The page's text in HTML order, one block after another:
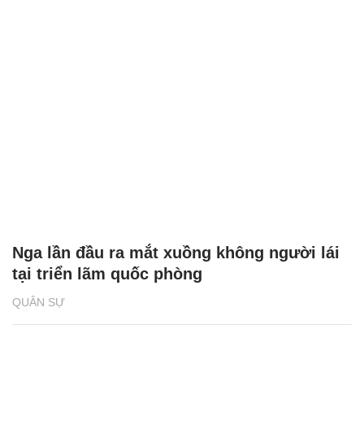
QUÂN SỰ
Nga lần đầu ra mắt xuồng không người lái
tại triển lãm quốc phòng